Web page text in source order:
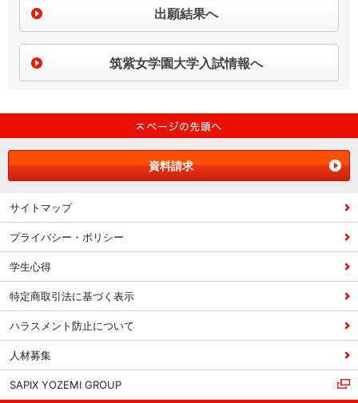
出願結果へ
筑紫女学園大学入試情報へ
資料請求
サイトマップ
プライバシー・ポリシー
学生心得
特定商取引法に基づく表示
ハラスメント防止について
人材募集
SAPIX YOZEMI GROUP